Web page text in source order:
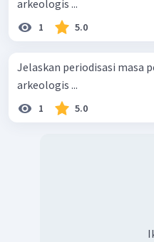
arkeologis ...
1 5.0
Jelaskan periodisasi masa
arkeologis ...
1 5.0